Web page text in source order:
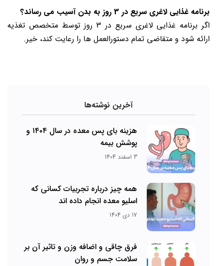
برنامه غذایی لاغری سریع در 3 روز به بدن آسیب می رساند؟
اگر برنامه غذایی لاغری سریع در 3 روز توسط متخصص تغذیه
ارائه شود و متقاضی تمام دستورالعمل ها را رعایت کند، خیر.
آخرین نوشته‌ها
هزینه بای پس معده در سال ۱۴۰۴ و
پوشش بیمه
3 اسفند 1404
همه چیز درباره تجربیات کسانی که
اسلیو معده انجام داده اند
17 دی 1404
فرق چاقی و اضافه وزن و تاثیر آن بر
سلامت جسم و روان